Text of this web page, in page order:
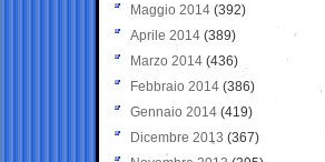
Maggio 2014 (392)
Aprile 2014 (389)
Marzo 2014 (436)
Febbraio 2014 (386)
Gennaio 2014 (419)
Dicembre 2013 (367)